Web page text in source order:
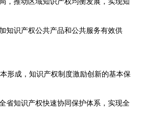
识产权公共产品和公共服务有效供
成，知识产权制度激励创新的基本保
知识产权快速协同保护体系，实现全